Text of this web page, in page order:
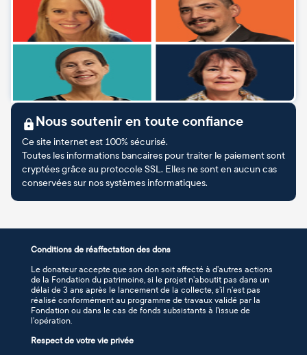
Nous soutenir en toute confiance
Ce site internet est 100% sécurisé.
Toutes les informations bancaires pour traiter le paiement sont
cryptées grâce au protocole SSL. Elles ne sont en aucun cas
conservées sur nos systèmes informatiques.
Conditions de réaffectation des dons
Le donateur accepte que son don soit affecté à d’autres actions
de la Fondation du patrimoine, si le projet n’aboutit pas dans un
délai de 3 ans après le lancement de la collecte, s’il n’est pas
réalisé conformément au programme de travaux validé par la
Fondation ou dans le cas de fonds subsistants à l’issue de
l’opération.
Respect de votre vie privée